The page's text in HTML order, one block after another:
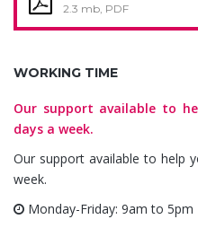
2.3 mb, PDF
WORKING TIME
Our support available to
days a week.
Our support available to help
week.
Monday-Friday: 9am to 5pm